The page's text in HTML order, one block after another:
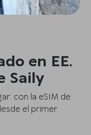
en EE.
Saily
con la eSIM de
el primer